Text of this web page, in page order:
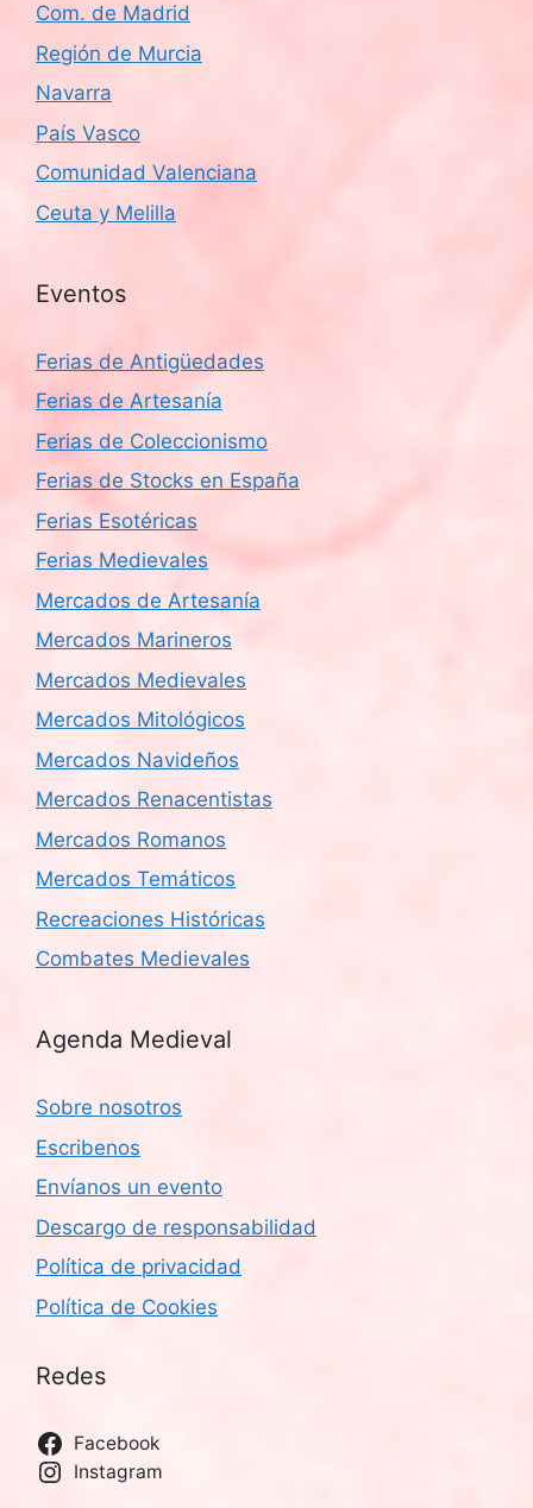
Com. de Madrid
Región de Murcia
Navarra
País Vasco
Comunidad Valenciana
Ceuta y Melilla
Eventos
Ferias de Antigüedades
Ferias de Artesanía
Ferias de Coleccionismo
Ferias de Stocks en España
Ferias Esotéricas
Ferias Medievales
Mercados de Artesanía
Mercados Marineros
Mercados Medievales
Mercados Mitológicos
Mercados Navideños
Mercados Renacentistas
Mercados Romanos
Mercados Temáticos
Recreaciones Históricas
Combates Medievales
Agenda Medieval
Sobre nosotros
Escribenos
Envíanos un evento
Descargo de responsabilidad
Política de privacidad
Política de Cookies
Redes
Facebook
Instagram